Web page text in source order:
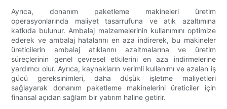
Ayrıca, donanım paketleme makineleri üretim
operasyonlarında maliyet tasarrufuna ve atık azaltımına
katkıda bulunur. Ambalaj malzemelerinin kullanımını optimize
ederek ve ambalaj hatalarını en aza indirerek, bu makineler
üreticilerin ambalaj atıklarını azaltmalarına ve üretim
süreçlerinin genel çevresel etkilerini en aza indirmelerine
yardımcı olur. Ayrıca, kaynakların verimli kullanımı ve azalan iş
gücü gereksinimleri, daha düşük işletme maliyetleri
sağlayarak donanım paketleme makinelerini üreticiler için
finansal açıdan sağlam bir yatırım haline getirir.